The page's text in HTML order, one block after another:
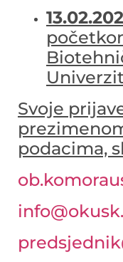
Svoje
podacima,